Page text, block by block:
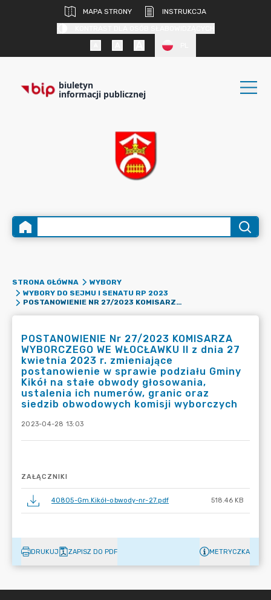
MAPA STRONY
INSTRUKCJA
biuletyn
informacji publicznej
STRONA GŁÓWNA
WYBORY
WYBORY DO SEJMU I SENATU RP 2023
POSTANOWIENIE NR 27/2023 KOMISARZA WYBORCZEGO WE WŁOCŁAWKU II Z DNIA 27 KWIETNIA 2023 R. ZMIENIAJĄCE POSTANOWIENIE W SPRAWIE PODZIAŁU GMINY KIKÓŁ NA STAŁE OBWODY GŁOSOWANIA, USTALENIA ICH NUMERÓW, GRANIC ORAZ SIEDZIB OBWODOWYCH KOMISJI WYBORCZYCH
POSTANOWIENIE Nr 27/2023 KOMISARZA
WYBORCZEGO WE WŁOCŁAWKU II z dnia 27
kwietnia 2023 r. zmieniające
postanowienie w sprawie podziału Gminy
Kikół na stałe obwody głosowania,
ustalenia ich numerów, granic oraz
siedzib obwodowych komisji wyborczych
2023-04-28 13:03
ZAŁĄCZNIKI
40805-Gm.Kikół-obwody-nr-27.pdf 518.46 KB
DRUKUJ ZAPISZ DO PDF METRYCZKA